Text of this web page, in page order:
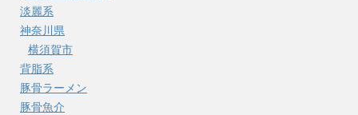
淡麗系
神奈川県
横須賀市
背脂系
豚骨ラーメン
豚骨魚介